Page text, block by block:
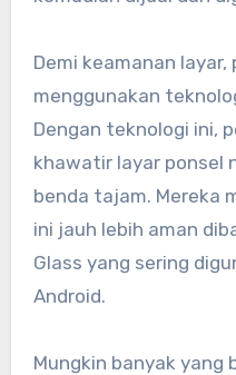
Demi keamanan
menggunakan
Dengan teknologi ini,
khawatir layar ponsel
benda tajam. Mereka
ini jauh lebih aman
Glass yang sering
Android.
Mungkin banyak yang